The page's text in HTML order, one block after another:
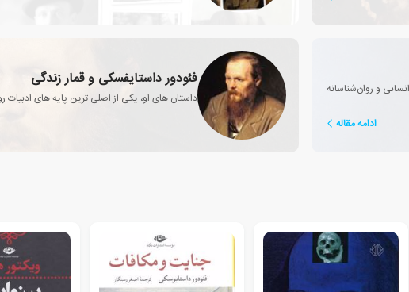
و روان‌شناسانه
ادامه مقاله
فئودور داستایفسکی و قمار زندگی
داستان های او، یکی از اصلی ترین پایه های